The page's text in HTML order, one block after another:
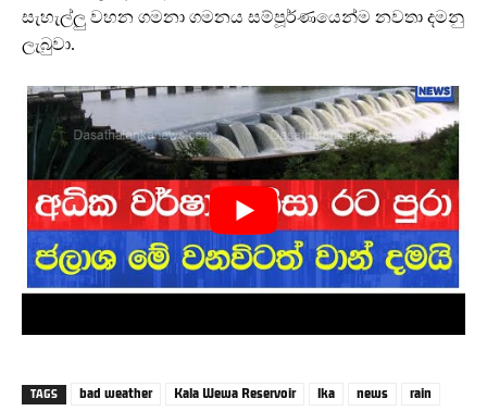
සැහැල්ලු වහන ගමනා ගමනය සම්පූර්ණයෙන්ම නවතා දමනු
ලැබුවා.
TAGS bad weather Kala Wewa Reservoir lka news rain